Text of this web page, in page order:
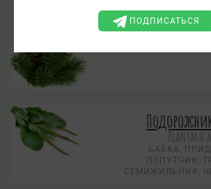
Пихта
Plantago
БАБКА,
ПОПУТЧИК,
СЕМИЖИЛЬНИК,
ПОДПИСАТЬСЯ